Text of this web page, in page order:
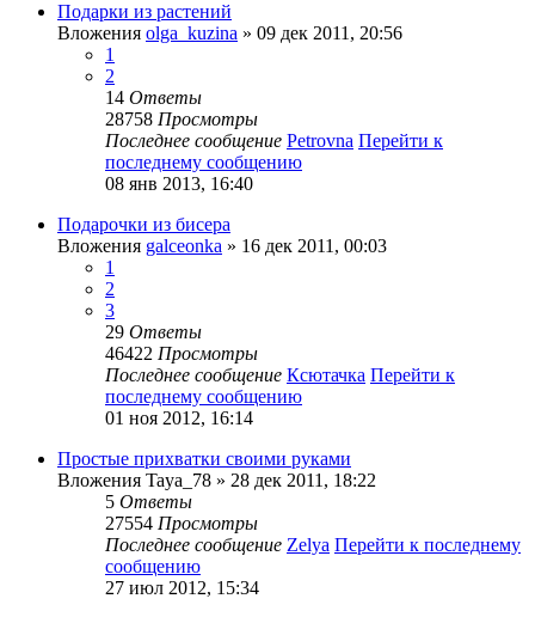
Подарки из растений
Вложения olga_kuzina » 09 дек 2011, 20:56
1
2
14 Ответы
28758 Просмотры
Последнее сообщение Petrovna Перейти к
последнему сообщению
08 янв 2013, 16:40
Подарочки из бисера
Вложения galceonka » 16 дек 2011, 00:03
1
2
3
29 Ответы
46422 Просмотры
Последнее сообщение Ксютачка Перейти к
последнему сообщению
01 ноя 2012, 16:14
Простые прихватки своими руками
Вложения Taya_78 » 28 дек 2011, 18:22
5 Ответы
27554 Просмотры
Последнее сообщение Zelya Перейти к последнему
сообщению
27 июл 2012, 15:34